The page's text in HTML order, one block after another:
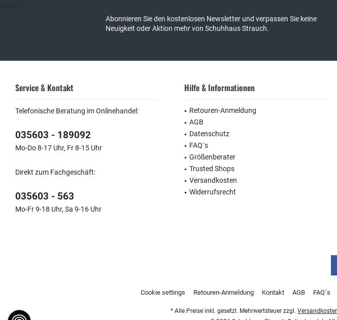
Abonnieren Sie den kostenlosen Newsletter und verpassen Sie keine
Neuigkeit oder Aktion mehr von Schuhhaus Strauch.
Service & Kontakt
Telefonische Beratung im Onlinehandel:
035603 - 189092
Mo-Do 8-17 Uhr, Fr 8-15 Uhr
Direkt zum Fachgeschäft:
035603 - 563
Mo-Fr 9-18 Uhr, Sa 9-16 Uhr
Hilfe & Informationen
Retouren-Anmeldung
AGB
Datenschutz
FAQ´s
Größenberater
Trusted Shops
Versandkosten
Widerrufsrecht
Cookie settings Retouren-Anmeldung Kontakt AGB FAQ´s
* Alle Preise inkl. gesetzl. Mehrwertsteuer zzgl.